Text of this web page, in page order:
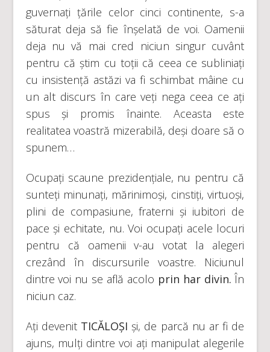
guvernați țările celor cinci continente, s-a
săturat deja să fie înșelată de voi. Oamenii
deja nu vă mai cred niciun singur cuvânt
pentru că știm cu toții că ceea ce subliniați
cu insistență astăzi va fi schimbat mâine cu
un alt discurs în care veți nega ceea ce ați
spus și promis înainte. Aceasta este
realitatea voastră mizerabilă, deși doare să o
spunem…
Ocupați scaune prezidențiale, nu pentru că
sunteți minunați, mărinimoși, cinstiți, virtuoși,
plini de compasiune, fraterni și iubitori de
pace și echitate, nu. Voi ocupați acele locuri
pentru că oamenii v-au votat la alegeri
crezând în discursurile voastre. Niciunul
dintre voi nu se află acolo prin har divin. În
niciun caz.
Ați devenit TICĂLOȘIși, de parcă nu ar fi de
ajuns, mulți dintre voi ați manipulat alegerile